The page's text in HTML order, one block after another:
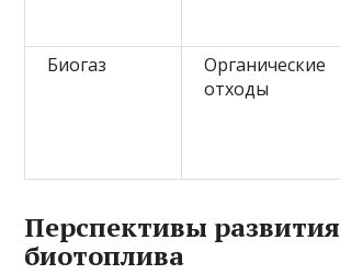
Биогаз
Органические
отходы
Перспективы развития
биотоплива